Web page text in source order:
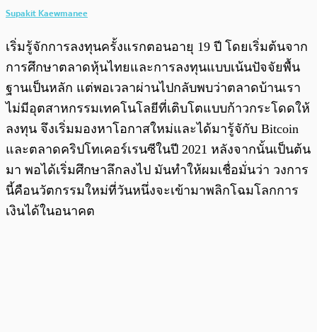
Supakit Kaewmanee
เริ่มรู้จักการลงทุนครั้งแรกตอนอายุ 19 ปี โดยเริ่มต้นจาก
การศึกษาตลาดหุ้นไทยและการลงทุนแบบเน้นปัจจัยพื้น
ฐานเป็นหลัก แต่พอเวลาผ่านไปกลับพบว่าตลาดบ้านเรา
ไม่มีอุตสาหกรรมเทคโนโลยีที่เติบโตแบบก้าวกระโดดให้
ลงทุน จึงเริ่มมองหาโอกาสใหม่และได้มารู้จักับ Bitcoin
และตลาดคริปโทเคอร์เรนซีในปี 2021 หลังจากนั้นเป็นต้น
มา พอได้เริ่มศึกษาลึกลงไป มันทำให้ผมเชื่อมั่นว่า วงการ
นี้คือนวัตกรรมใหม่ที่วันหนึ่งจะเข้ามาพลิกโฉมโลกการ
เงินได้ในอนาคต